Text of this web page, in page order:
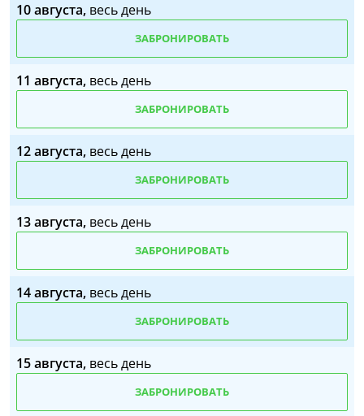
10 августа, весь день
ЗАБРОНИРОВАТЬ
11 августа, весь день
ЗАБРОНИРОВАТЬ
12 августа, весь день
ЗАБРОНИРОВАТЬ
13 августа, весь день
ЗАБРОНИРОВАТЬ
14 августа, весь день
ЗАБРОНИРОВАТЬ
15 августа, весь день
ЗАБРОНИРОВАТЬ